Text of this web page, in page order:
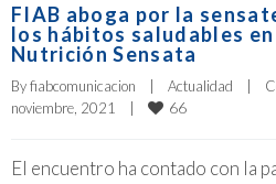
FIAB aboga por la
los hábitos saludables
Nutrición Sensata
By fiabcomunicacion Actualidad
noviembre, 2021
66
El encuentro ha contado con la